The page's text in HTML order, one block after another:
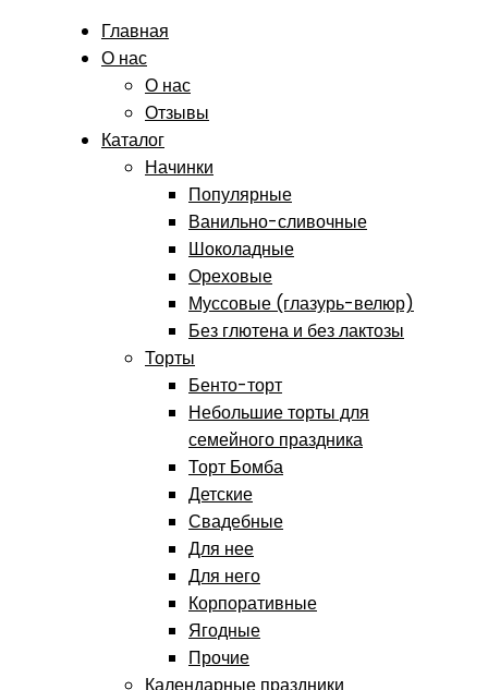
Главная
О нас
О нас
Отзывы
Каталог
Начинки
Популярные
Ванильно-сливочные
Шоколадные
Ореховые
Муссовые (глазурь-велюр)
Без глютена и без лактозы
Торты
Бенто-торт
Небольшие торты для
семейного праздника
Торт Бомба
Детские
Свадебные
Для нее
Для него
Корпоративные
Ягодные
Прочие
Календарные праздники